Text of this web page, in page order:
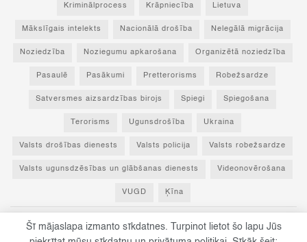
Kriminālprocess Krāpniecība Lietuva
Mākslīgais intelekts Nacionālā drošība Nelegālā migrācija
Noziedzība Noziegumu apkarošana Organizētā noziedzība
Pasaulē Pasākumi Pretterorisms Robežsardze
Satversmes aizsardzības birojs Spiegi Spiegošana
Terorisms Ugunsdrošība Ukraina
Valsts drošības dienests Valsts policija Valsts robežsardze
Valsts ugunsdzēsības un glābšanas dienests Videonovērošana
VUGD Ķīna
© 2023 Par drošību! - Visas tiesības paturētas un aizsargātas ar Latvijas
Šī mājaslapa izmanto sīkdatnes. Turpinot lietot šo lapu Jūs